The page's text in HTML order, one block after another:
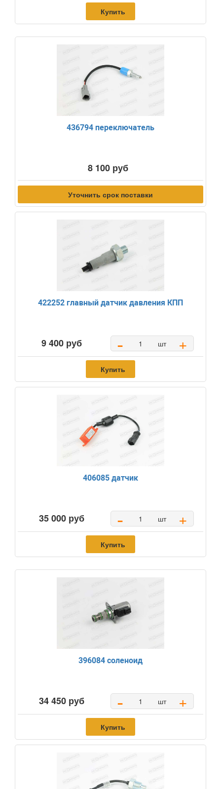
Купить
436794 переключатель
8 100 руб
Уточнить срок поставки
422252 главный датчик давления КПП
9 400 руб - шт +
Купить
406085 датчик
35 000 руб - шт +
Купить
396084 соленоид
34 450 руб - шт +
Купить